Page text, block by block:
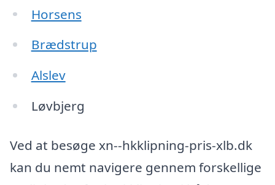
Horsens
Brædstrup
Alslev
Løvbjerg
Ved at besøge xn--hkklipning-pris-xlb.dk
kan du nemt navigere gennem forskellige